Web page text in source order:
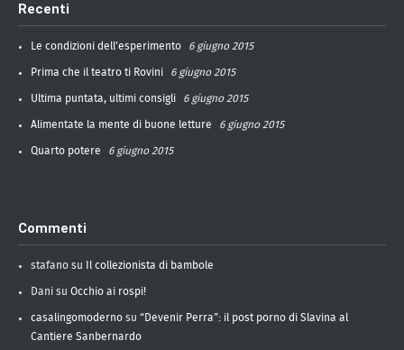
Recenti
Le condizioni dell’esperimento 6 giugno 2015
Prima che il teatro ti Rovini 6 giugno 2015
Ultima puntata, ultimi consigli 6 giugno 2015
Alimentate la mente di buone letture 6 giugno 2015
Quarto potere 6 giugno 2015
Commenti
stafano su Il collezionista di bambole
Dani su Occhio ai rospi!
casalingomoderno su “Devenir Perra”: il post porno di Slavina al
Cantiere Sanbernardo